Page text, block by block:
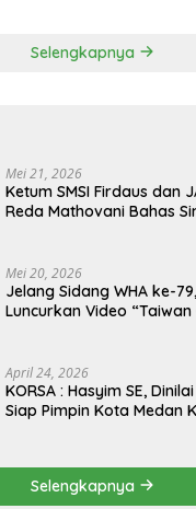
Selengkapnya
Mei 21, 2026
Ketum SMSI Firdaus dan
Reda Mathovani Bahas
MBG, Perkuat
Pemerintah
Mei 20, 2026
Jelang Sidang WHA ke-
Luncurkan Video
April 24, 2026
KORSA : Hasyim SE,
Siap Pimpin Kota Medan
Selengkapnya